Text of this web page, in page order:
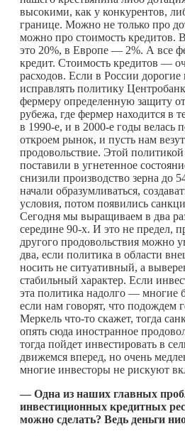
высокими, как у конкурентов,
границе. Можно не только про
можно про стоимость кредитов.
это 20%, в Европе — 2%. А все
кредит. Стоимость кредитов —
расходов. Если в России
исправлять политику
фермеру определенную защиту
рубежа, где фермер находится в
в 1990-е, и в 2000-е годы велась
откроем рынок, и пусть нам
продовольствие. Этой
поставили в угнетенное
снизили производство зерна до
начали образумливаться,
условия, потом появились
Сегодня мы выращиваем в два
середине 90-х. И это не предел,
другого продовольствия можно
два, если политика в области
носить не ситуативный, а
стабильный характер. Если
эта политика надолго — многие
если нам говорят, что подождем
Меркель что-то скажет, тогда
опять сюда иностранное
тогда пойдет инвестировать в
движемся вперед, но очень
многие инвесторы не рискуют
— Одна из наших главных
инвестиционных кредитных
можно сделать? Ведь деньги